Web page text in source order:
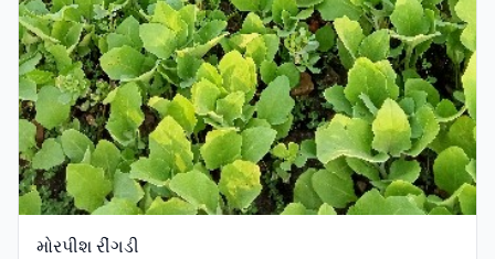
મોરપીશ રીંગડી